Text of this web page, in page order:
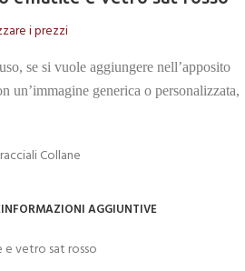
i prezzi
se si vuole aggiungere nell’apposito
un’immagine generica o personalizzata,
Collane
INFORMAZIONI AGGIUNTIVE
e vetro sat rosso